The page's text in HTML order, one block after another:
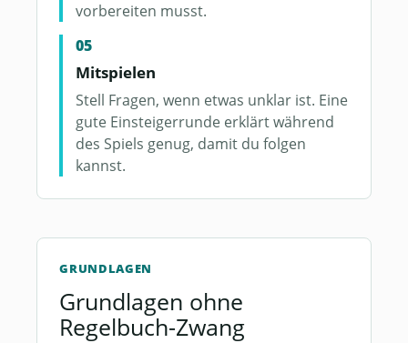
vorbereiten musst.
Mitspielen
Stell Fragen, wenn etwas unklar ist. Eine
gute Einsteigerrunde erklärt während
des Spiels genug, damit du folgen
kannst.
GRUNDLAGEN
Grundlagen ohne
Regelbuch-Zwang